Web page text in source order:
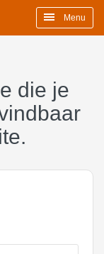
Menu
die je